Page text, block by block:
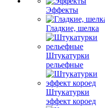
Эффекты
Гладкие, шелка
Штукатурки
рельефные
Штукатурки
эффект короед